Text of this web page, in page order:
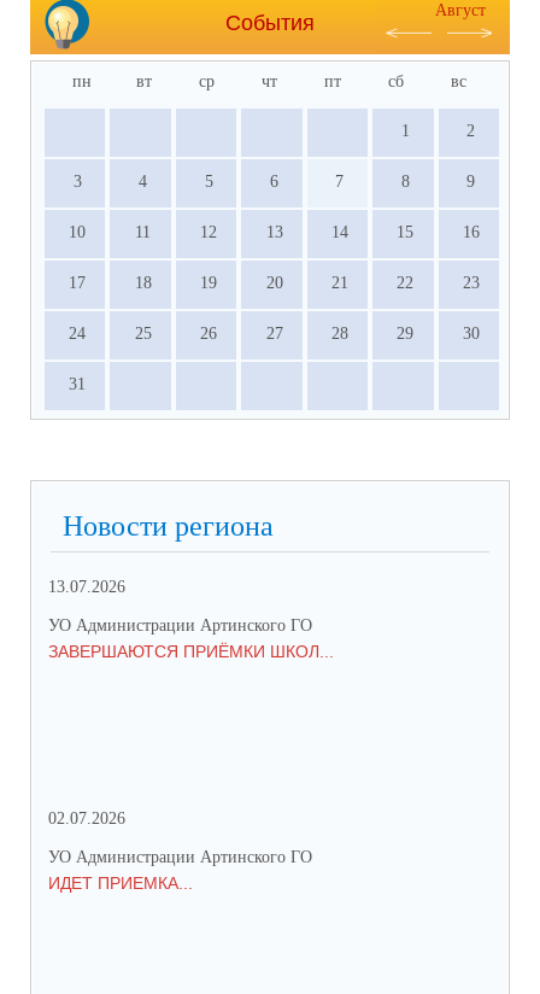
События
Август
пн вт ср чт пт сб вс
1 2
3 4 5 6 7 8 9
10 11 12 13 14 15 16
17 18 19 20 21 22 23
24 25 26 27 28 29 30
31
Новости региона
13.07.2026
УО Администрации Артинского ГО
ЗАВЕРШАЮТСЯ ПРИЁМКИ ШКОЛ...
02.07.2026
УО Администрации Артинского ГО
ИДЕТ ПРИЕМКА...